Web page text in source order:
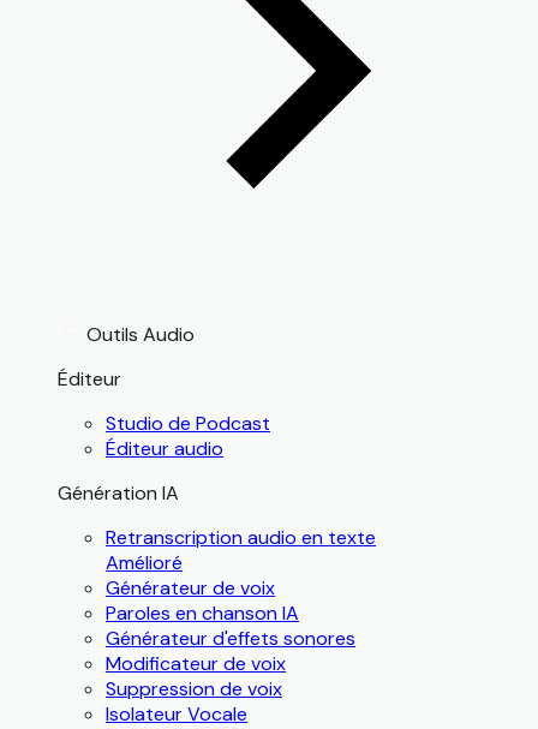
Outils Audio
Éditeur
Studio de Podcast
Éditeur audio
Génération IA
Retranscription audio en texte
Amélioré
Générateur de voix
Paroles en chanson IA
Générateur d'effets sonores
Modificateur de voix
Suppression de voix
Isolateur Vocale